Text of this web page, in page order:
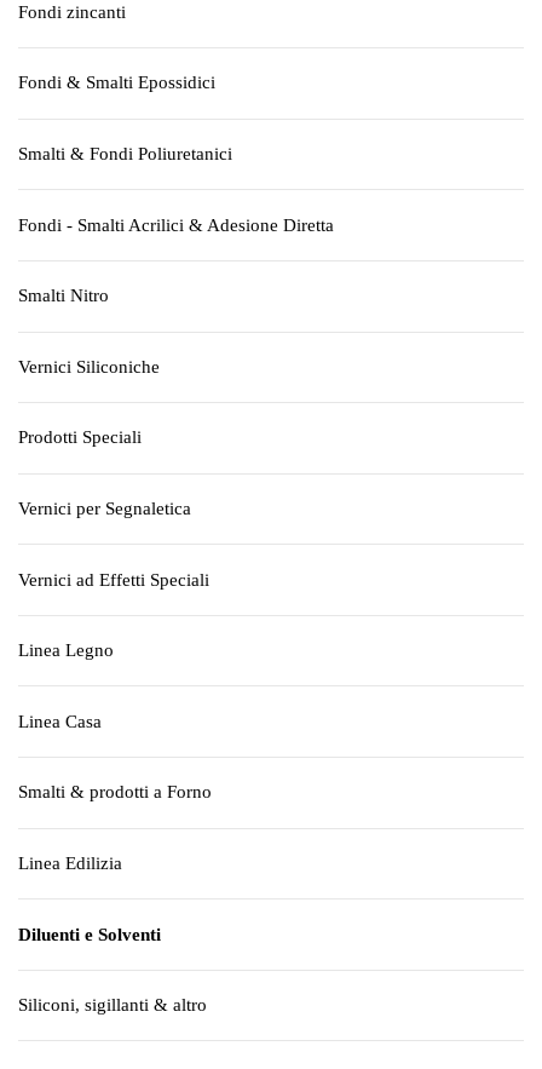
Fondi zincanti
Fondi & Smalti Epossidici
Smalti & Fondi Poliuretanici
Fondi - Smalti Acrilici & Adesione Diretta
Smalti Nitro
Vernici Siliconiche
Prodotti Speciali
Vernici per Segnaletica
Vernici ad Effetti Speciali
Linea Legno
Linea Casa
Smalti & prodotti a Forno
Linea Edilizia
Diluenti e Solventi
Siliconi, sigillanti & altro